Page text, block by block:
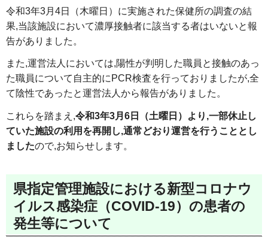
令和3年3月4日（木曜日）に実施された保健所の調査の結
果,当該施設において濃厚接触者に該当する者はいないと報
告がありました。
また,運営法人においては,陽性が判明した職員と接触のあっ
た職員について自主的にPCR検査を行っておりましたが,全
て陰性であったと運営法人から報告がありました。
これらを踏まえ,令和3年3月6日（土曜日）より,一部休止し
ていた施設の利用を再開し,通常どおり運営を行うこととし
ましたので,お知らせします。
県指定管理施設における新型コロナウ
イルス感染症（COVID-19）の患者の
発生等について